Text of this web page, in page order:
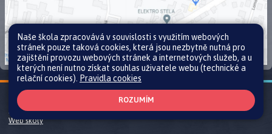
Všechna práva vyhrazena. Copyright © 2026 |
Prohlášení o přístupnosti|Pravidla COOKIES|GDPR
Web školy
Naše škola zpracovává v souvislosti s využitím webových
stránek pouze taková cookies, která jsou nezbytně nutná pro
zajištění provozu webových stránek a internetových služeb, a u
kterých není nutno získat souhlas uživatele webu (technické a
relační cookies). Pravidla cookies
ROZUMÍM